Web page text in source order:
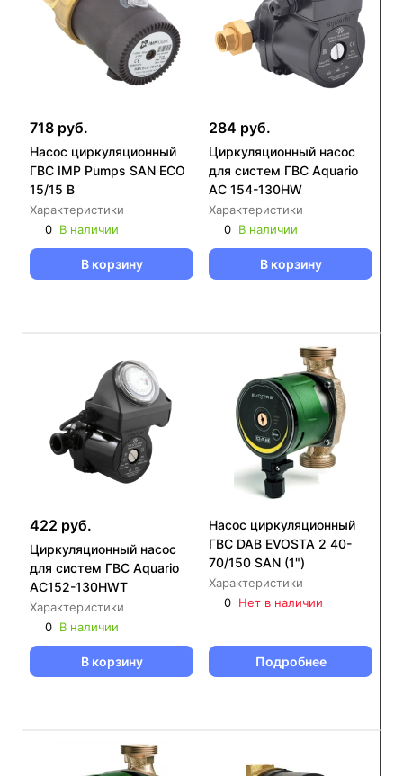
718 руб.
Насос циркуляционный
ГВС IMP Pumps SAN ECO
15/15 B
Характеристики
0 В наличии
В корзину
284 руб.
Циркуляционный насос
для систем ГВС Aquario
AC 154-130HW
Характеристики
0 В наличии
В корзину
422 руб.
Циркуляционный насос
для систем ГВС Aquario
AC152-130HWT
Характеристики
0 В наличии
В корзину
Насос циркуляционный
ГВС DAB EVOSTA 2 40-
70/150 SAN (1")
Характеристики
0 Нет в наличии
Подробнее